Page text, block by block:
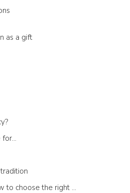
as a gift
Parmigiano Reggiano: how to choose the right one